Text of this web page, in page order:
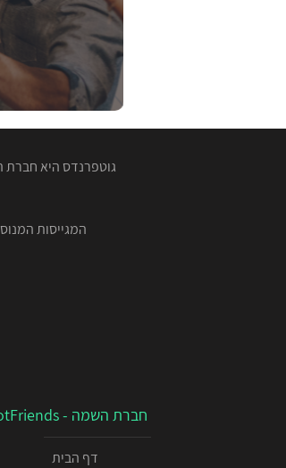
גוטפרנדס היא חברת
חברת השמה - GotFriends
דף הבית